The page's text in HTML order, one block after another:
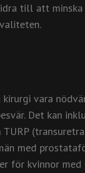
till att minska
kirurgi vara
Det kan
TURP
med
för kvinnor med